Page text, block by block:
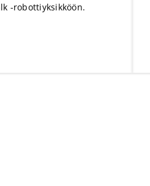
-robottiyksikköön.